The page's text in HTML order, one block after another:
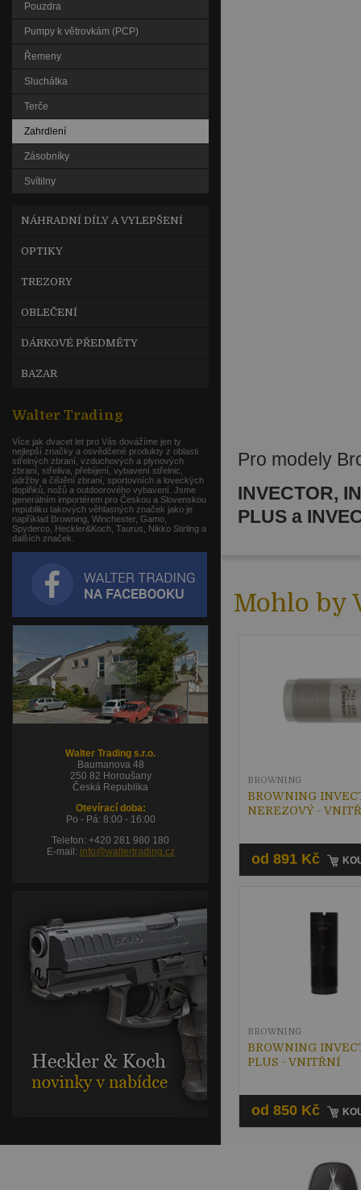
Pro modely
INVECTOR,
PLUS a
Mohlo by
BROWNING
NEREZOVÝ -
BROWNING
od 891 Kč
BROWNING
PLUS - VNITŘNÍ
BROWNING
od 850 Kč
Pouzdra
Pumpy k větrovkám (PCP)
Řemeny
Sluchátka
Terče
Zahrdlení
Zásobníky
Svítilny
NÁHRADNÍ DÍLY A VYLEPŠENÍ
OPTIKY
TREZORY
OBLEČENÍ
DÁRKOVÉ PŘEDMĚTY
BAZAR
Walter Trading
Více jak dvacet let pro Vás dovážíme jen ty
nejlepší značky a osvědčené produkty z oblasti
střelných zbraní, vzduchových a plynových
zbraní, střeliva, přebíjení, vybavení střelnic,
údržby a čištění zbraní, sportovních a loveckých
doplňků, nožů a outdoorového vybavení. Jsme
generálním importérem pro Českou a Slovenskou
republiku takových věhlasných značek jako je
například Browning, Winchester, Gamo,
Spyderco, Heckler&Koch, Taurus, Nikko Stirling a
dalších značek.
Walter Trading s.r.o.
Baumanova 48
250 82 Horoušany
Česká Republika
Otevírací doba:
Po - Pá: 8:00 - 16:00
Telefon: +420 281 980 180
E-mail: info@waltertrading.cz